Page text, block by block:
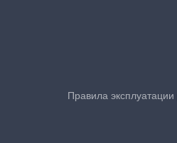
Правила